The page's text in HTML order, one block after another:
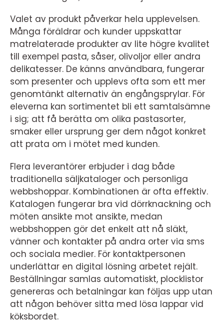
Valet av produkt påverkar hela upplevelsen.
Många föräldrar och kunder uppskattar
matrelaterade produkter av lite högre kvalitet
till exempel pasta, såser, olivoljor eller andra
delikatesser. De känns användbara, fungerar
som presenter och upplevs ofta som ett mer
genomtänkt alternativ än engångsprylar. För
eleverna kan sortimentet bli ett samtalsämne
i sig; att få berätta om olika pastasorter,
smaker eller ursprung ger dem något konkret
att prata om i mötet med kunden.
Flera leverantörer erbjuder i dag både
traditionella säljkataloger och personliga
webbshoppar. Kombinationen är ofta effektiv.
Katalogen fungerar bra vid dörrknackning och
möten ansikte mot ansikte, medan
webbshoppen gör det enkelt att nå släkt,
vänner och kontakter på andra orter via sms
och sociala medier. För kontaktpersonen
underlättar en digital lösning arbetet rejält.
Beställningar samlas automatiskt, plocklistor
genereras och betalningar kan följas upp utan
att någon behöver sitta med lösa lappar vid
köksbordet.